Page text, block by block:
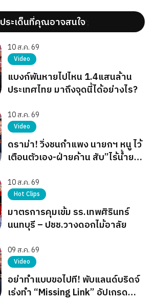
ประเด็นที่คุณอาจสนใจ';
10 ส.ค. 69
Video
แบงก์พันหายไปไหน 1.4แสนล้าน
ประเทศไทย มาถึงจุดนี้ได้อย่างไร?
10 ส.ค. 69
Video
ดราม่า! วิ่งชนกำแพง นายกฯ หนู ไว้
เตือนตัวเอง-ฝ่ายค้าน สับ”ไร้น้ำยา
10 ส.ค. 69
Hot Clips
มาตรการคุมเข้ม รร.เทพศิรินทร์
นนทบุรี – ปชช.วางดอกไม้อาลัย
09 ส.ค. 69
Video
อย่าทำแบบขอไปที! พับแลนด์บริดจ์
เร่งทำ “Missing Link” อัปเกรด